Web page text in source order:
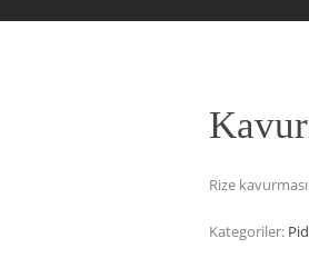
Rize
Kategoriler: